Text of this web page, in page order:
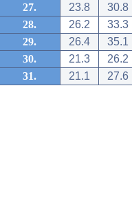
27.
23.8
30.8
28.
26.2
33.3
29.
26.4
35.1
30.
21.3
26.2
31.
21.1 27.6